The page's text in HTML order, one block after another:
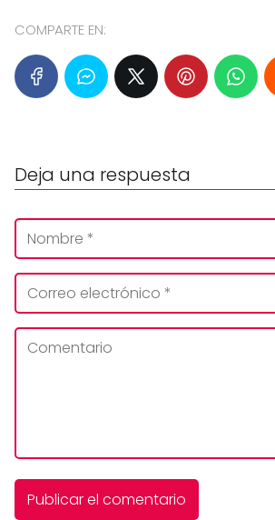
COMPARTE EN:
Deja una respuesta